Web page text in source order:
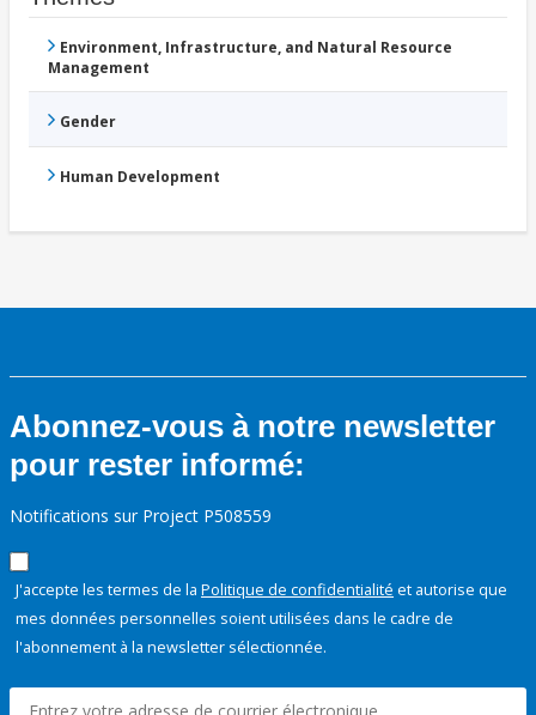
Environment, Infrastructure, and Natural Resource
Management
Gender
Human Development
Abonnez-vous à notre newsletter
pour rester informé:
Notifications sur Project P508559
J'accepte les termes de la Politique de confidentialité et autorise que
mes données personnelles soient utilisées dans le cadre de
l'abonnement à la newsletter sélectionnée.